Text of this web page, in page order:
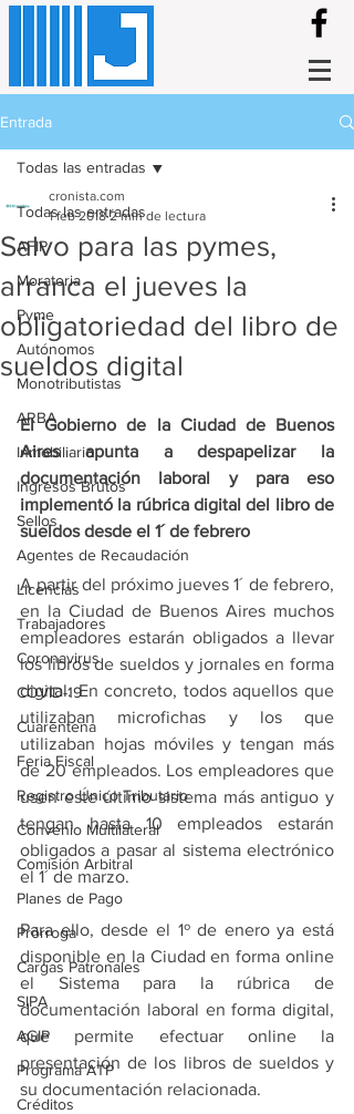
Entrada
Todas las entradas
AFIP
Moratoria
Pyme
Autónomos
Monotributistas
ARBA
Inmobiliario
Ingresos Brutos
Sellos
Agentes de Recaudación
Licencias
Trabajadores
Coronavirus
COVID-19
Cuarentena
Feria Fiscal
Registro Único Tributario
Convenio Multilateral
Comisión Arbitral
Planes de Pago
Prórroga
Cargas Patronales
SIPA
AGIP
Programa ATP
Créditos
Todas las entradas
Salvo para las pymes,
arranca el jueves la
obligatoriedad del libro de
sueldos digital
cronista.com
1 feb 2018 2 min de lectura
El Gobierno de la Ciudad de Buenos
Aires apunta a despapelizar la
documentación laboral y para eso
implementó la rúbrica digital del libro de
sueldos desde el 1´ de febrero
A partir del próximo jueves 1´ de febrero,
en la Ciudad de Buenos Aires muchos
empleadores estarán obligados a llevar
los libros de sueldos y jornales en forma
digital. En concreto, todos aquellos que
utilizaban microfichas y los que
utilizaban hojas móviles y tengan más
de 20 empleados. Los empleadores que
usen este último sistema más antiguo y
tengan hasta 10 empleados estarán
obligados a pasar al sistema electrónico
el 1´ de marzo.
Para ello, desde el 1º de enero ya está
disponible en la Ciudad en forma online
el Sistema para la rúbrica de
documentación laboral en forma digital,
que permite efectuar online la
presentación de los libros de sueldos y
su documentación relacionada.